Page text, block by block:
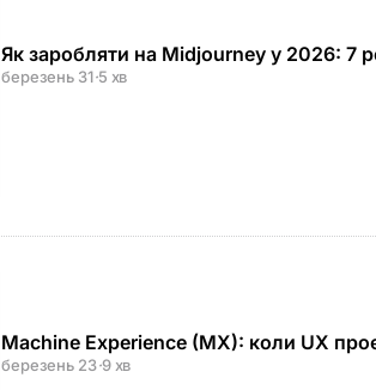
Як заробляти на Midjourney у 2026: 7
березень 31·5 хв
Machine Experience (MX): коли UX
березень 23·9 хв